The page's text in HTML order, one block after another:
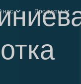
нас Продукты